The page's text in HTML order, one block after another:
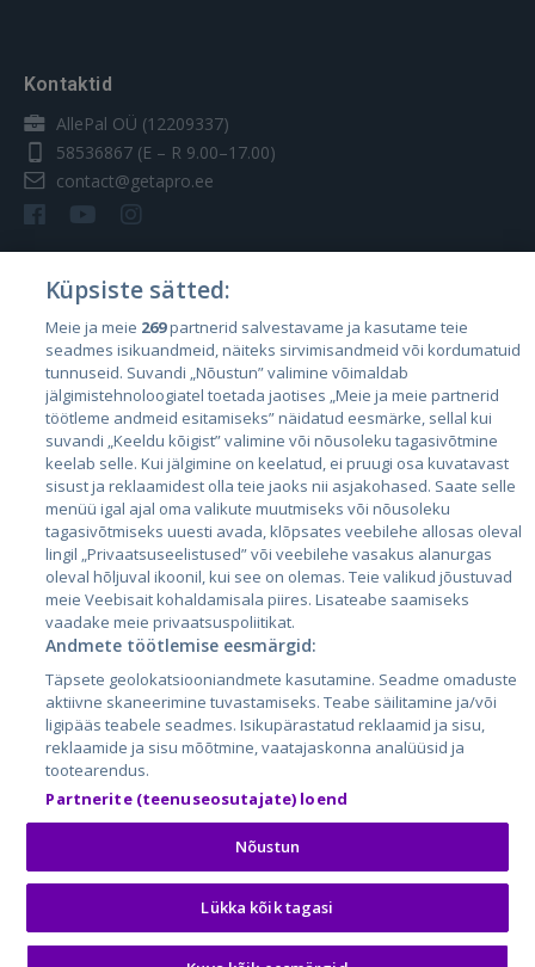
Kontaktid
AllePal OÜ (12209337)
58536867 (E – R 9.00–17.00)
contact@getapro.ee
Riigid
Eesti
Läti
Leedu
City24.lv
City24.ee
GetaPro.lv
GetaPro.ee
Skelbiu.lt
Autoplius.lt
Aruodas.lt
CVbankas.lt
Kainos.lt
Paslaugos.lt
auto24.ee
Osta.ee
KuldneBörs.ee
Küpsiste sätted:
Meie ja meie 269partnerid salvestavame ja kasutame teie
seadmes isikuandmeid, näiteks sirvimisandmeid või kordumatuid
tunnuseid. Suvandi „Nõustun” valimine võimaldab
jälgimistehnoloogiatel toetada jaotises „Meie ja meie partnerid
töötleme andmeid esitamiseks” näidatud eesmärke, sellal kui
suvandi „Keeldu kõigist” valimine või nõusoleku tagasivõtmine
keelab selle. Kui jälgimine on keelatud, ei pruugi osa kuvatavast
sisust ja reklaamidest olla teie jaoks nii asjakohased. Saate selle
menüü igal ajal oma valikute muutmiseks või nõusoleku
tagasivõtmiseks uuesti avada, klõpsates veebilehe allosas oleval
lingil „Privaatsuseelistused” või veebilehe vasakus alanurgas
oleval hõljuval ikoonil, kui see on olemas. Teie valikud jõustuvad
meie Veebisait kohaldamisala piires. Lisateabe saamiseks
vaadake meie privaatsuspoliitikat.
Andmete töötlemise eesmärgid:
Täpsete geolokatsiooniandmete kasutamine. Seadme omaduste
aktiivne skaneerimine tuvastamiseks. Teabe säilitamine ja/või
ligipääs teabele seadmes. Isikupärastatud reklaamid ja sisu,
reklaamide ja sisu mõõtmine, vaatajaskonna analüüsid ja
tootearendus.
Partnerite (teenuseosutajate) loend
Nõustun
Lükka kõik tagasi